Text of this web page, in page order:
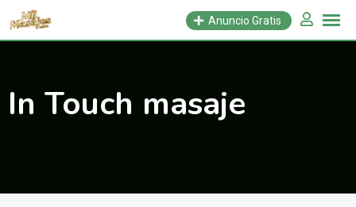
Saltar
Anuncio Gratis
In Touch masaje